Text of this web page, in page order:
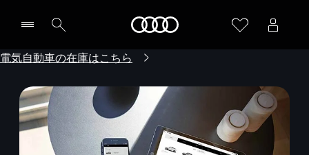
電気自動車の在庫はこちら